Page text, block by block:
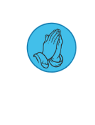
main
content